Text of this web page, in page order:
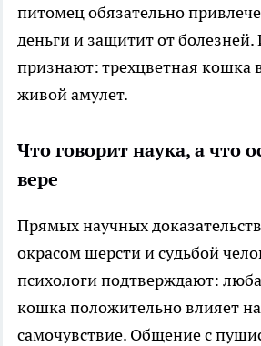
питомец обязательно
деньги и защитит от
признают: трехцветная кошка
живой амулет.
Что говорит наука, а что
вере
Прямых научных
окрасом шерсти и судьбой
психологи подтверждают:
кошка положительно влияет
самочувствие. Общение с